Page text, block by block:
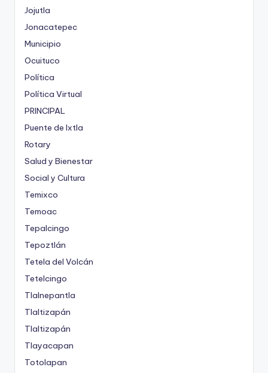
Jojutla
Jonacatepec
Municipio
Ocuituco
Política
Política Virtual
PRINCIPAL
Puente de Ixtla
Rotary
Salud y Bienestar
Social y Cultura
Temixco
Temoac
Tepalcingo
Tepoztlán
Tetela del Volcán
Tetelcingo
Tlalnepantla
Tlaltizapán
Tlaltizapán
Tlayacapan
Totolapan